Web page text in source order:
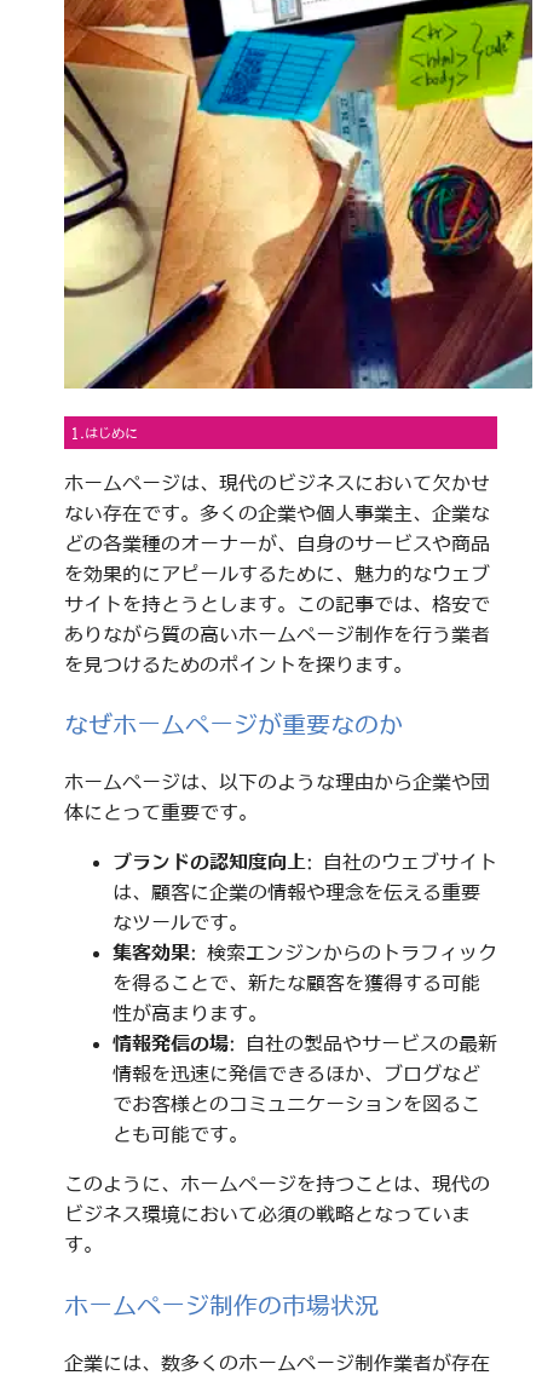
1.はじめに
ホームページは、現代のビジネスにおいて欠かせ
ない存在です。多くの企業や個人事業主、企業な
どの各業種のオーナーが、自身のサービスや商品
を効果的にアピールするために、魅力的なウェブ
サイトを持とうとします。この記事では、格安で
ありながら質の高いホームページ制作を行う業者
を見つけるためのポイントを探ります。
なぜホームページが重要なのか
ホームページは、以下のような理由から企業や団
体にとって重要です。
ブランドの認知度向上: 自社のウェブサイト
は、顧客に企業の情報や理念を伝える重要
なツールです。
集客効果: 検索エンジンからのトラフィック
を得ることで、新たな顧客を獲得する可能
性が高まります。
情報発信の場: 自社の製品やサービスの最新
情報を迅速に発信できるほか、ブログなど
でお客様とのコミュニケーションを図るこ
とも可能です。
このように、ホームページを持つことは、現代の
ビジネス環境において必須の戦略となっていま
す。
ホームページ制作の市場状況
企業には、数多くのホームページ制作業者が存在